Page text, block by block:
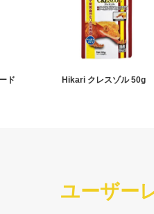
ド
Hikari クレスゾル 50g
ユーザー